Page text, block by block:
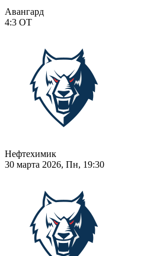
Авангард
4:3 ОТ
Нефтехимик
30 марта 2026, Пн, 19:30